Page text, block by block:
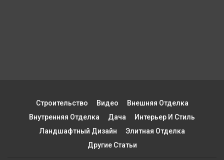
Строительство Видео
Внешняя Отделка
Внутренняя Отделка
Дача
Интерьер И Стиль
Ландшафтный Дизайн
Элитная Отделка
Другие Статьи